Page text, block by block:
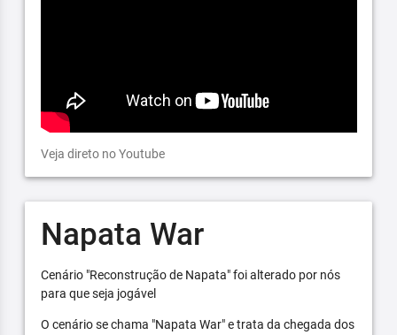
Veja direto no Youtube
Napata War
Cenário "Reconstrução de Napata" foi alterado por nós
para que seja jogável
O cenário se chama "Napata War" e trata da chegada dos